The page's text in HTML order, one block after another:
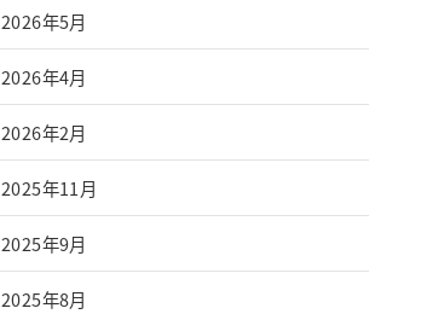
2026年5月
2026年4月
2026年2月
2025年11月
2025年9月
2025年8月